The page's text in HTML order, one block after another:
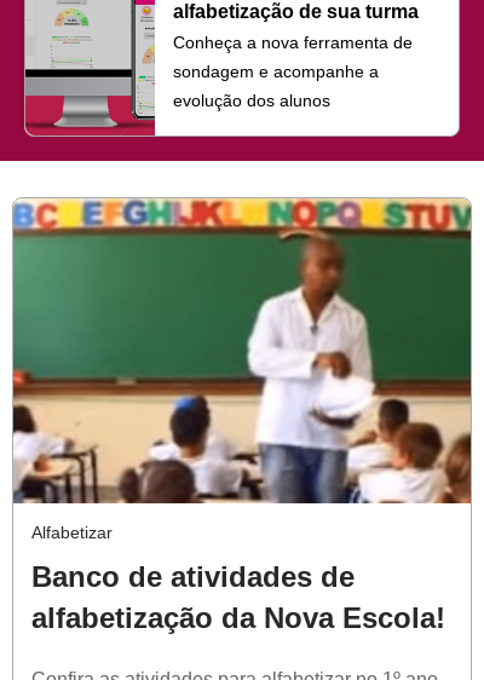
alfabetização de sua turma
Conheça a nova ferramenta de
sondagem e acompanhe a
evolução dos alunos
Alfabetizar
Banco de atividades de
alfabetização da Nova Escola!